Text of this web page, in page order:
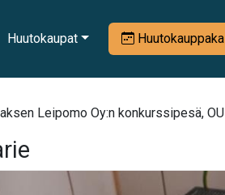
Huutokaupat
Leipomo Oy:n konkurssipesä,